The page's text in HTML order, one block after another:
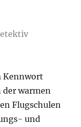
Kennwort
warmen
Flugschulen
und